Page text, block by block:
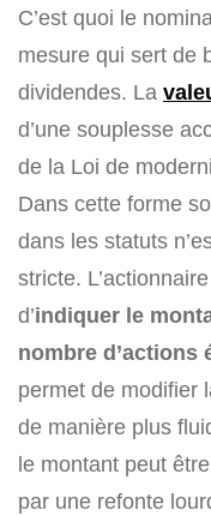
C’est quoi le
mesure qui sert de
dividendes. La
d’une souplesse
de la Loi de
Dans cette forme
dans les statuts
stricte.
d’indiquer le
nombre d’actions
permet de modifier
de manière plus
le montant peut
par une refonte